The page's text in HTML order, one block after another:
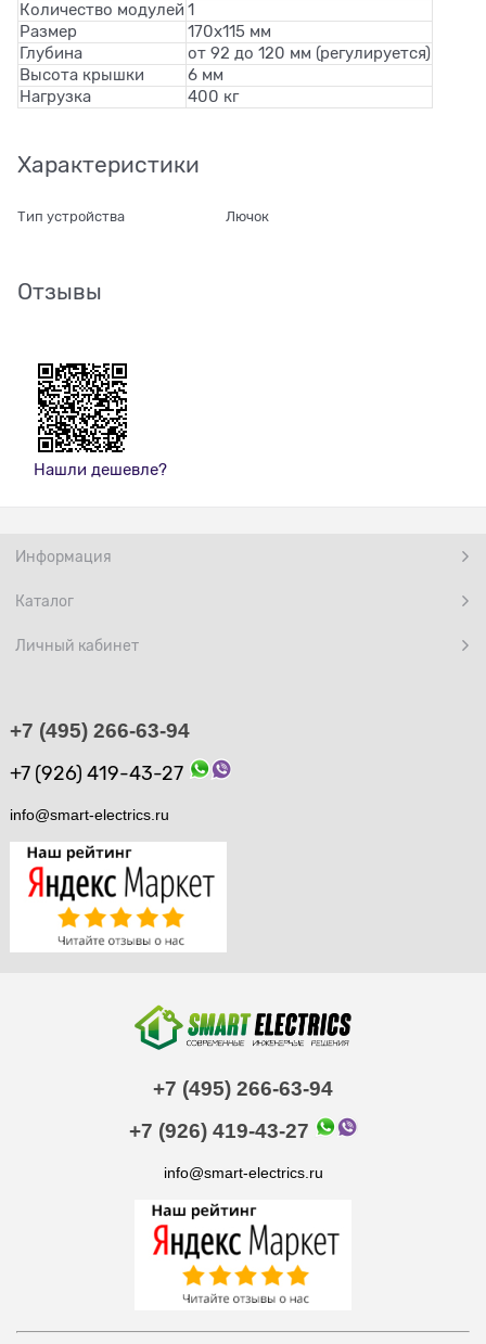
Количество модулей 1
Размер
170x115 мм
Глубина
от 92 до 120 мм (регулируется)
Высота крышки
6 мм
Нагрузка
400 кг
Характеристики
Тип устройства Лючок
Отзывы
Нашли дешевле?
Информация
Каталог
Личный кабинет
+7 (495) 266-63-94
+7 (926) 419-43-27
info@smart-electrics.ru
+7 (495) 266-63-94
+7 (926) 419-43-27
info@smart-electrics.ru